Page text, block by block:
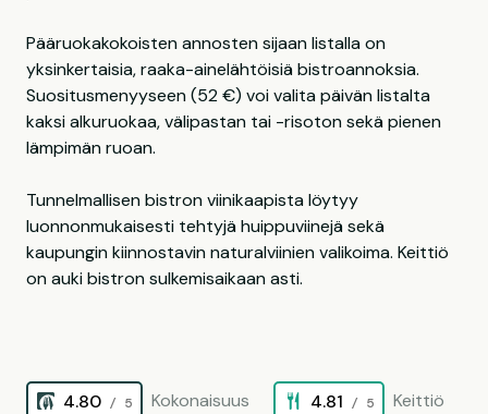
Pääruokakokoisten annosten sijaan listalla on
yksinkertaisia, raaka-ainelähtöisiä bistroannoksia.
Suositusmenyyseen (52 €) voi valita päivän listalta
kaksi alkuruokaa, välipastan tai -risoton sekä pienen
lämpimän ruoan.
Tunnelmallisen bistron viinikaapista löytyy
luonnonmukaisesti tehtyjä huippuviinejä sekä
kaupungin kiinnostavin naturalviinien valikoima. Keittiö
on auki bistron sulkemisaikaan asti.
4.80 / 5 Kokonaisuus 4.81 / 5 Keittiö